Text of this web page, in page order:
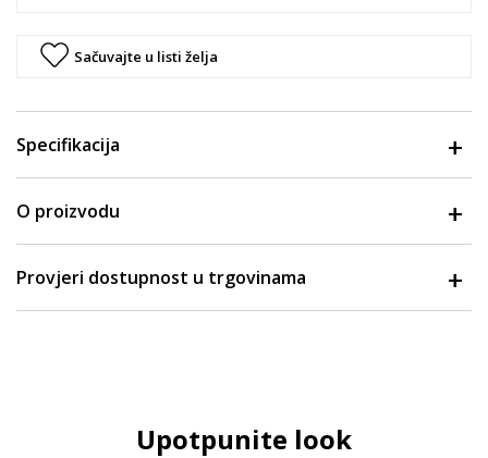
Sačuvajte u listi želja
Specifikacija
O proizvodu
Provjeri dostupnost u trgovinama
Upotpunite look